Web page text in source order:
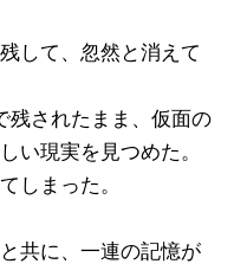
して、忽然と消えて
残されたまま、仮面の
い現実を見つめた。
しまった。
共に、一連の記憶が